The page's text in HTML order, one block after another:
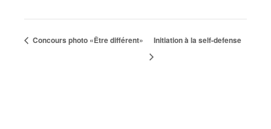
Concours photo «Être différent» Initiation à la self-defense